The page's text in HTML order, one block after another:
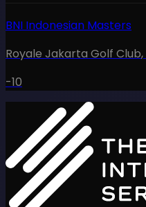
BNI Indonesian Masters
Royale Jakarta Golf Club,
-10